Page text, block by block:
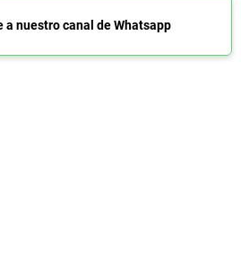
a nuestro canal de Whatsapp